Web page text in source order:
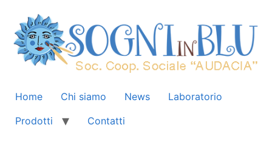
Home Chi siamo News
Laboratorio
Prodotti
Contatti